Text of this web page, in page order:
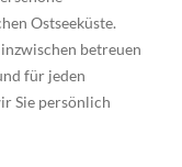
Ostseeküste.
betreuen
für jeden
Sie persönlich